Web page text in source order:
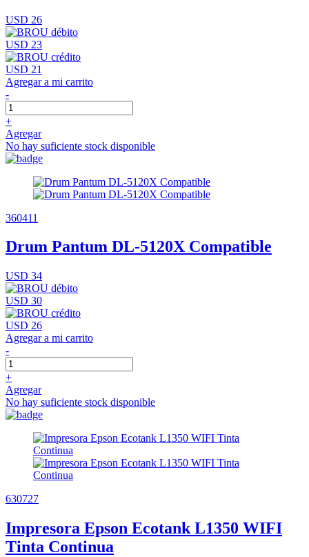
USD 26
USD 23
USD 21
Agregar a mi carrito
-
+
Agregar
No hay suficiente stock disponible
360411
Drum Pantum DL-5120X Compatible
USD 34
USD 30
USD 26
Agregar a mi carrito
-
+
Agregar
No hay suficiente stock disponible
630727
Impresora Epson Ecotank L1350 WIFI
Tinta Continua